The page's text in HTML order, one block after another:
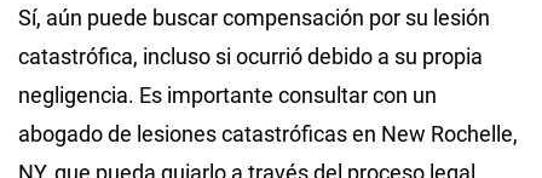
Sí, aún puede buscar compensación por su lesión
catastrófica, incluso si ocurrió debido a su propia
negligencia. Es importante consultar con un
abogado de lesiones catastróficas en New Rochelle,
NY, que pueda guiarlo a través del proceso legal.